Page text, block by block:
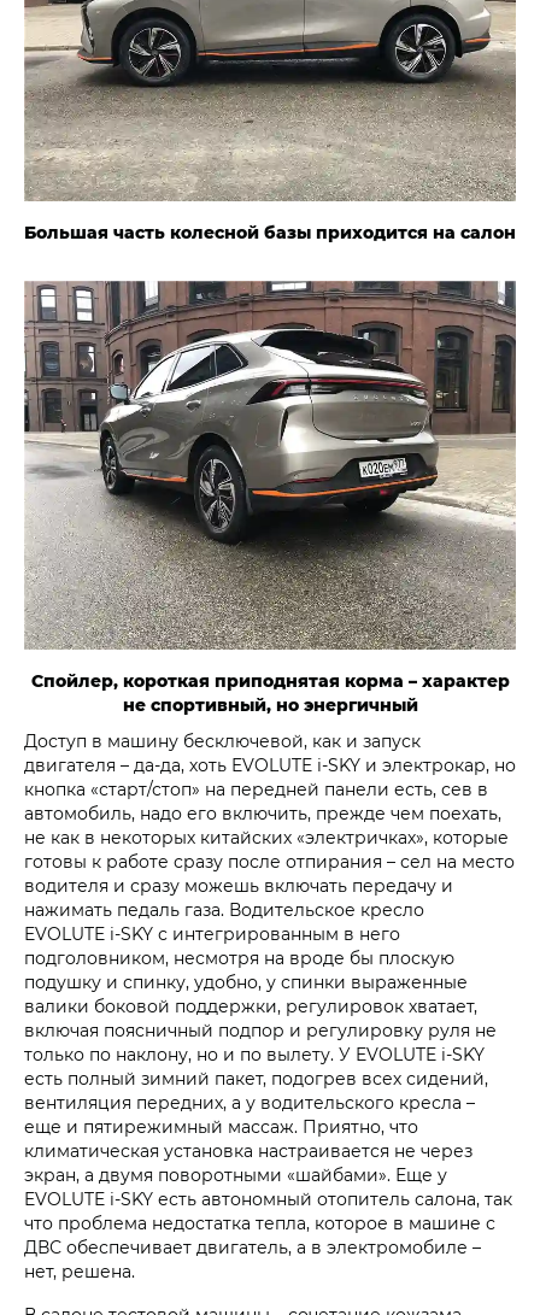
Большая часть колесной базы приходится на салон
Спойлер, короткая приподнятая корма – характер
не спортивный, но энергичный
Доступ в машину бесключевой, как и запуск
двигателя – да-да, хоть EVOLUTE i‑SKY и электрокар, но
кнопка «старт/стоп» на передней панели есть, сев в
автомобиль, надо его включить, прежде чем поехать,
не как в некоторых китайских «электричках», которые
готовы к работе сразу после отпирания – сел на место
водителя и сразу можешь включать передачу и
нажимать педаль газа. Водительское кресло
EVOLUTE i‑SKY с интегрированным в него
подголовником, несмотря на вроде бы плоскую
подушку и спинку, удобно, у спинки выраженные
валики боковой поддержки, регулировок хватает,
включая поясничный подпор и регулировку руля не
только по наклону, но и по вылету. У EVOLUTE i‑SKY
есть полный зимний пакет, подогрев всех сидений,
вентиляция передних, а у водительского кресла –
еще и пятирежимный массаж. Приятно, что
климатическая установка настраивается не через
экран, а двумя поворотными «шайбами». Еще у
EVOLUTE i‑SKY есть автономный отопитель салона, так
что проблема недостатка тепла, которое в машине с
ДВС обеспечивает двигатель, а в электромобиле –
нет, решена.